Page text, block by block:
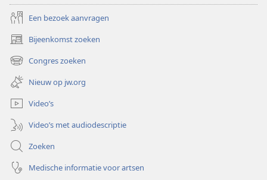
Een bezoek aanvragen
Bijeenkomst zoeken
(opent
nieuw
venster)
Congres zoeken
(opent
nieuw
venster)
Nieuw op jw.org
Video’s
Video’s met audiodescriptie
Zoeken
Medische informatie voor artsen